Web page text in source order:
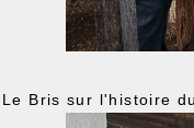
Bris sur l'histoire